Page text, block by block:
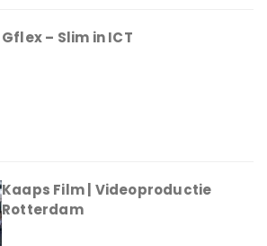
Gflex – Slim in ICT
Kaaps Film | Videoproductie
Rotterdam